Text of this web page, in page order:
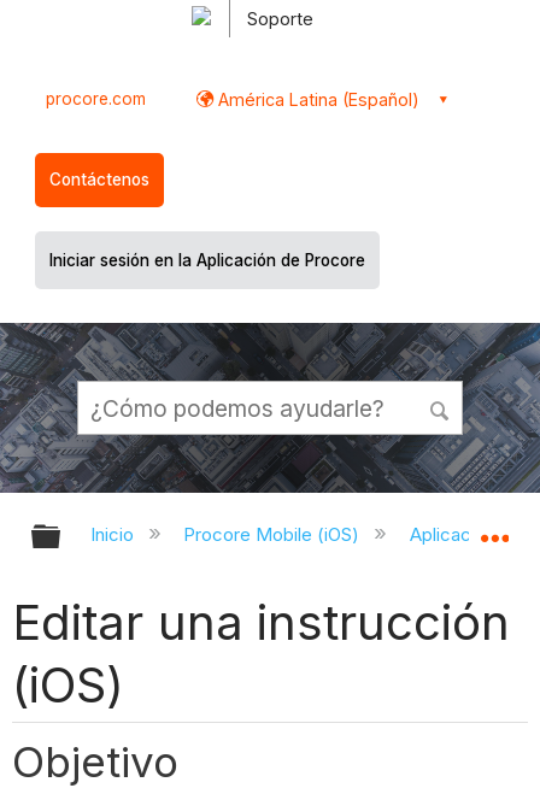
Soporte
procore.com América Latina (Español)
Contáctenos
Iniciar sesión en la Aplicación de Procore
Expandir/contraer jerarquía global
Inicio Procore Mobile (iOS) Aplicación iOS
Editar una instrucción
(iOS)
Objetivo